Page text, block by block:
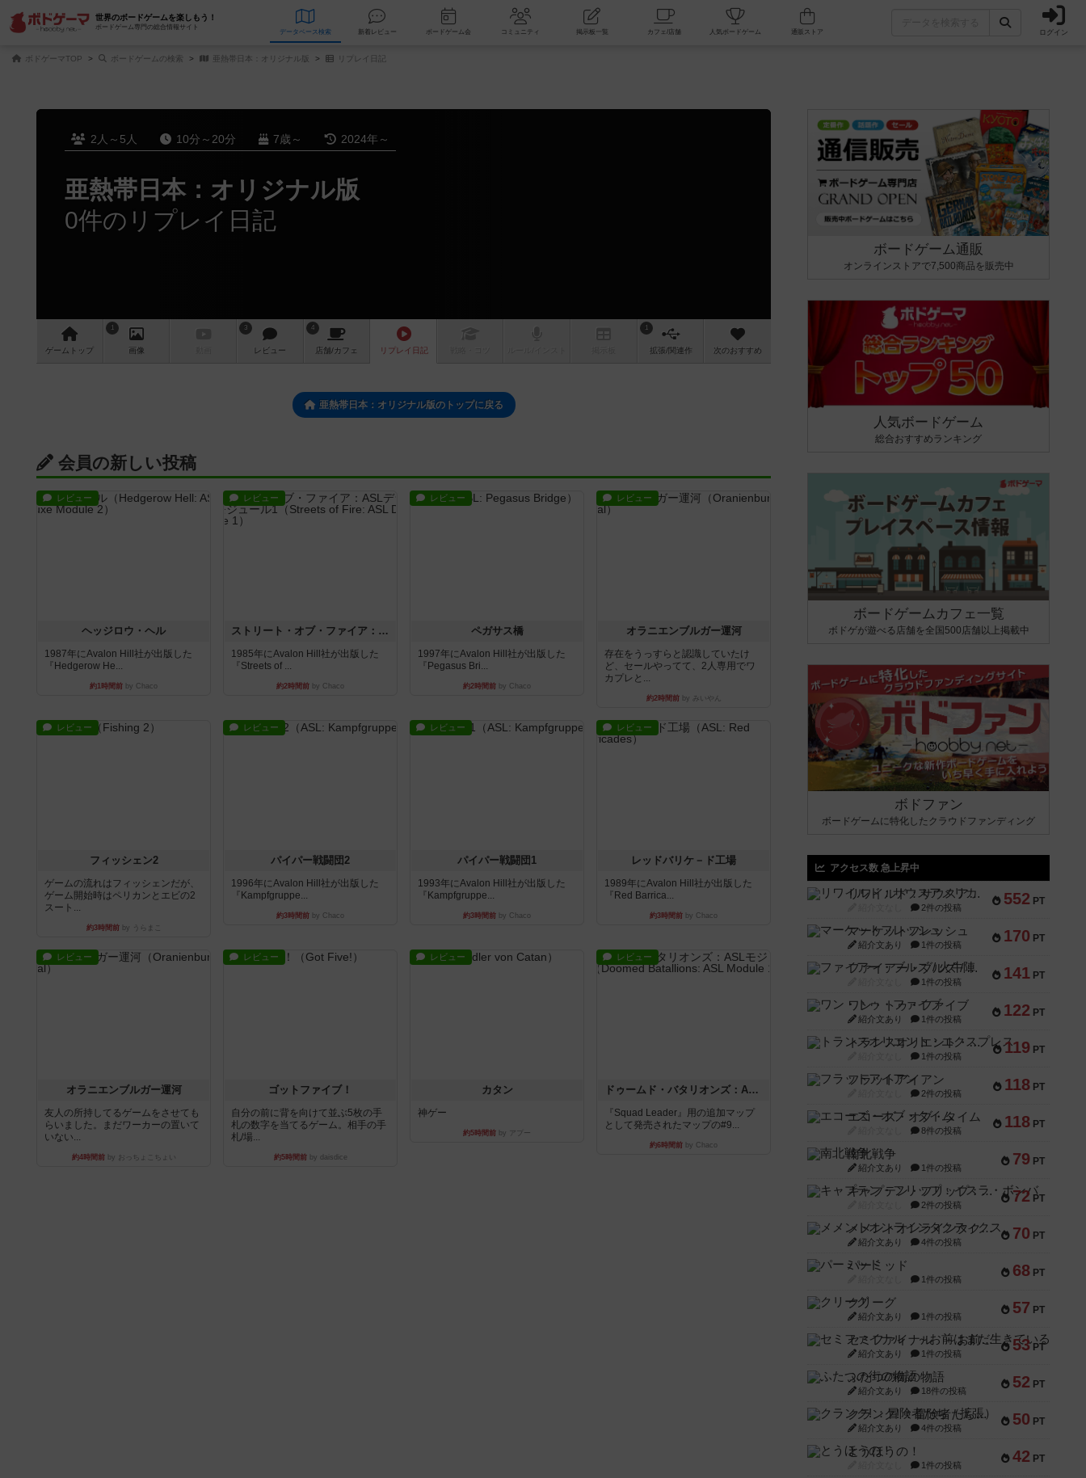
世界のボードゲームを楽しもう！
ボードゲーム専門の総合情報サイト
データベース 検索 新着レビュー ボードゲーム会 コミュニティ 掲示板一覧 カフェ/店舗 人気ボードゲーム ログイン
ボドゲーマTOP ボードゲームの検索 亜熱帯日本：オリジナル版 リプレイ日記
2人～5人 10分～20分 7歳～ 2024年～
亜熱帯日本：オリジナル版
0件のリプレイ日記
ゲーム トップ
1
画像
3
レビュー
4
店舗/カフェ リプレイ 日記
1
拡張/関連作 次のおすすめ
亜熱帯日本：オリジナル版のトップに戻る
会員の新しい投稿
レビュー
ヘッジロウ・ヘル
1987年にAvalon Hill社が出版した
『Hedgerow He...
約1時間前 by Chaco
レビュー
ストリート・オブ・ファイア：ASLデラックスモジュール1
1985年にAvalon Hill社が出版した
『Streets of ...
約2時間前 by Chaco
レビュー
ペガサス橋
1997年にAvalon Hill社が出版した
『Pegasus Bri...
約2時間前 by Chaco
レビュー
オラニエンブルガー運河
存在をうっすらと認識していたけ
ど、セールやってて、2人専用でワ
カプレと...
約2時間前by みいやん
レビュー
フィッシェン2
ゲームの流れはフィッシェンだが、
ゲーム開始時はペリカンとエビの2
スート...
約3時間前by うらまこ
レビュー
パイパー戦闘団2
1996年にAvalon Hill社が出版した
『Kampfgruppe...
約3時間前 by Chaco
レビュー
パイパー戦闘団1
1993年にAvalon Hill社が出版した
『Kampfgruppe...
約3時間前 by Chaco
レビュー
レッドバリケ－ド工場
1989年にAvalon Hill社が出版した
『Red Barrica...
約3時間前 by Chaco
レビュー
オラニエンブルガー運河
友人の所持してるゲームをさせても
らいました。まだワーカーの置いて
いない...
約4時間前by おっちょこちょい
レビュー
ゴットファイブ！
自分の前に背を向けて並ぶ5枚の手
札の数字を当てるゲーム。相手の手
札/場...
約5時間前by daisdice
レビュー
カタン
神ゲー
約5時間前 by アプー
レビュー
ドゥームド・バタリオンズ：ASLモジュール11
『Squad Leader』用の追加マップ
として発売されたマップの#9...
約6時間前 by Chaco
ボードゲーム通販
オンラインストアで7,500商品を販売中
人気ボードゲーム
総合おすすめランキング
ボードゲームカフェ一覧
ボドゲが遊べる店舗を全国500店舗以上掲載中
ボドファン
ボードゲームに特化したクラウドファンディング
アクセス数 急上昇中
552 PT
リワイルド：サウスアメリカ
2件の投稿
170 PT
マーケットフレッシュ
紹介文あり 1件の投稿
141 PT
ファイアー・ブルズ / 火牛陣
1件の投稿
122 PT
ワン・トゥ・ファイブ
紹介文あり 1件の投稿
119 PT
トランスオリエント・エクスプレス
1件の投稿
118 PT
フラットアイアン
2件の投稿
118 PT
エコーズ・オブ・タイム
8件の投稿
79 PT
南北戦争
紹介文あり 1件の投稿
72 PT
キャプテン・フリップ：イスラ・ボンバ
2件の投稿
70 PT
メメントオンラインタクティクス
紹介文あり 4件の投稿
68 PT
パーミッド
1件の投稿
57 PT
クリーグ
紹介文あり 1件の投稿
53 PT
セミファイナル ～お前はまだ生きている～
紹介文あり 1件の投稿
52 PT
ふたつの街の物語
紹介文あり 18件の投稿
50 PT
クランク! ：冒険者たち（拡張）
紹介文あり 4件の投稿
42 PT
とうほうの！
1件の投稿